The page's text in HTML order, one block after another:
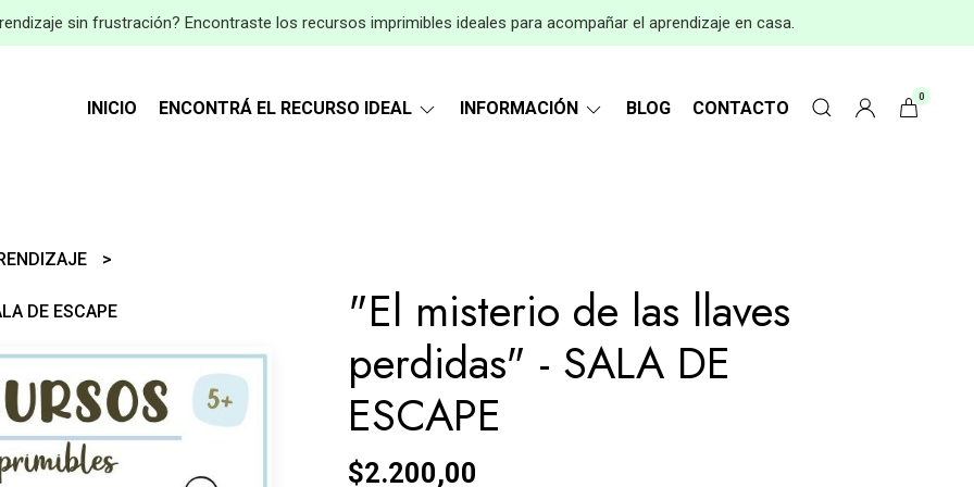
sin frustración? Encontraste los recursos imprimibles ideales para acompañar el aprendizaje en casa.
INICIO ENCONTRÁ EL RECURSO IDEAL INFORMACIÓN BLOG CONTACTO
0
DE ESCAPE
"El misterio de las llaves
perdidas" - SALA DE
ESCAPE
$2.200,00